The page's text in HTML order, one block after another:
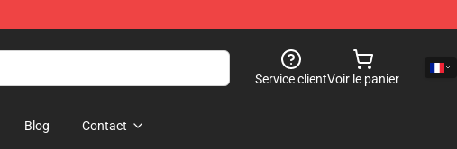
Service clientVoir le panier
Blog Contact